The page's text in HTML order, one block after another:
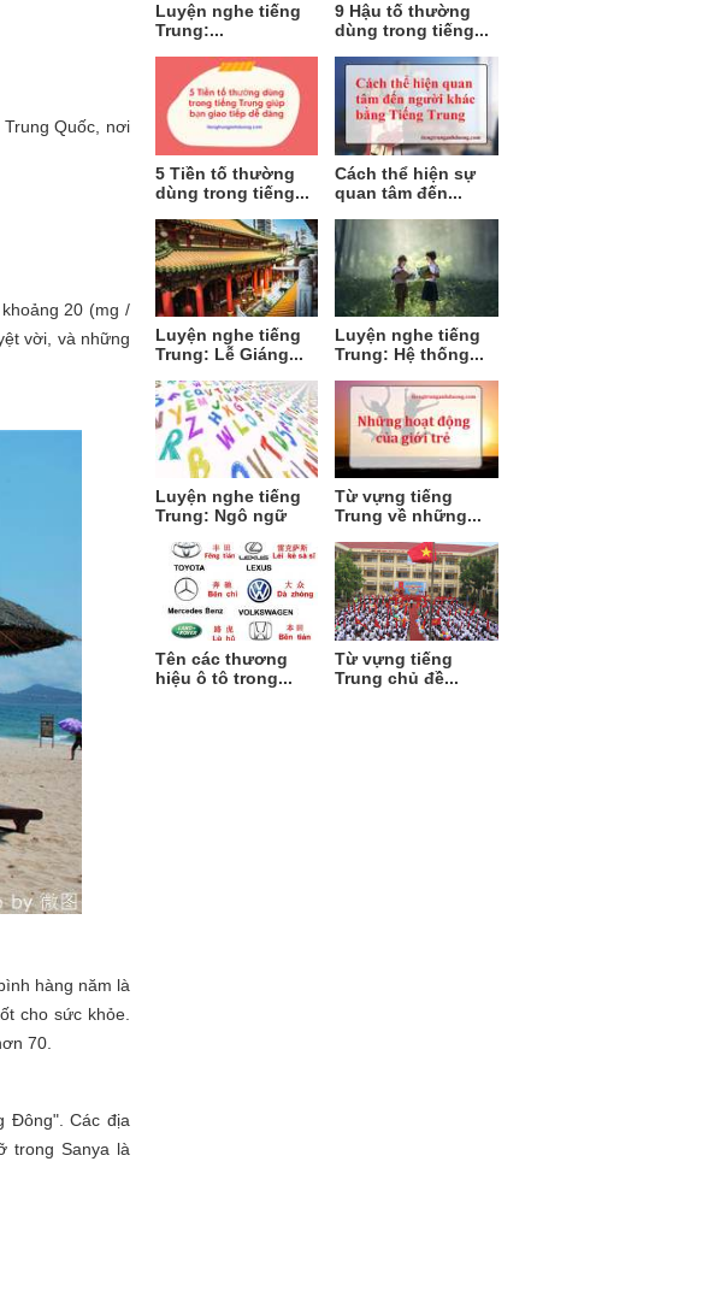
Quốc, nơi
20 (mg /
vời, và những
hàng năm là
cho sức khỏe.
70.
Đông". Các địa
trong Sanya là
Luyện nghe tiếng
Trung:...
9 Hậu tố thường
dùng trong tiếng...
5 Tiền tố thường
dùng trong tiếng...
Cách thể hiện sự
quan tâm đến...
Luyện nghe tiếng
Trung: Lễ Giáng...
Luyện nghe tiếng
Trung: Hệ thống...
Luyện nghe tiếng
Trung: Ngô ngữ
Từ vựng tiếng
Trung về những...
Tên các thương
hiệu ô tô trong...
Từ vựng tiếng
Trung chủ đề...